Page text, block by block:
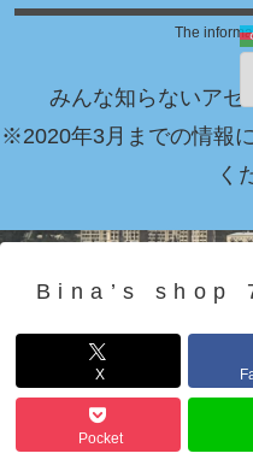
The
みんな知らないア
※2020年3月までの情報
く
Bina’s shop
X
Pocket